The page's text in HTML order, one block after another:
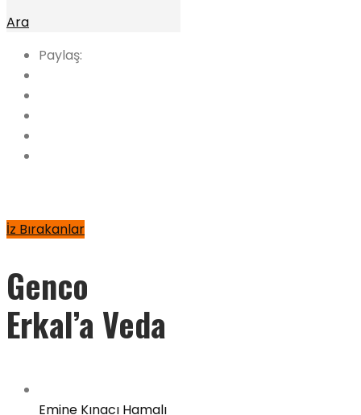
Ara
Paylaş:
İz Bırakanlar
Genco
Erkal’a Veda
Emine Kınacı Hamalı